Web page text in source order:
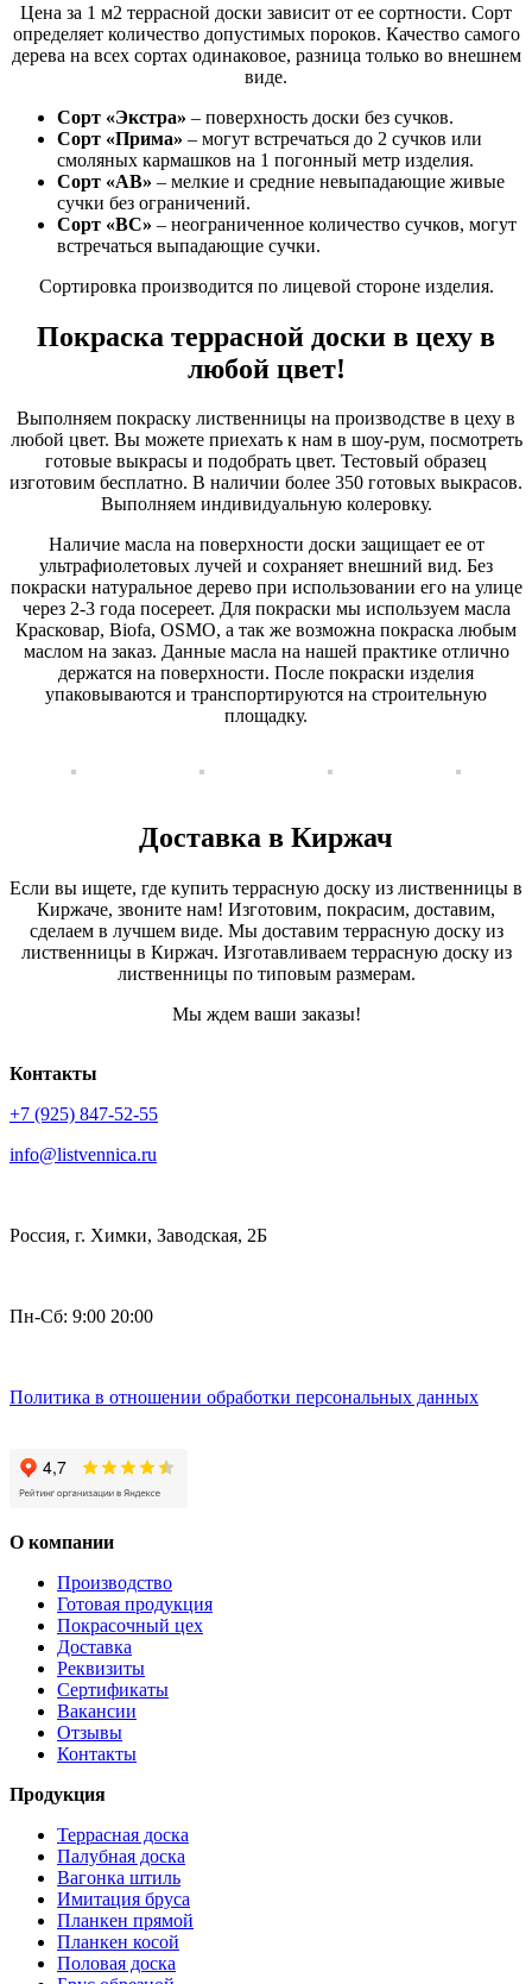
Цена за 1 м2 террасной доски зависит от ее сортности. Сорт
определяет количество допустимых пороков. Качество самого
дерева на всех сортах одинаковое, разница только во внешнем
виде.
Сорт «Экстра» – поверхность доски без сучков.
Сорт «Прима» – могут встречаться до 2 сучков или
смоляных кармашков на 1 погонный метр изделия.
Сорт «АВ» – мелкие и средние невыпадающие живые
сучки без ограничений.
Сорт «ВС» – неограниченное количество сучков, могут
встречаться выпадающие сучки.
Сортировка производится по лицевой стороне изделия.
Покраска террасной доски в цеху в
любой цвет!
Выполняем покраску лиственницы на производстве в цеху в
любой цвет. Вы можете приехать к нам в шоу-рум, посмотреть
готовые выкрасы и подобрать цвет. Тестовый образец
изготовим бесплатно. В наличии более 350 готовых выкрасов.
Выполняем индивидуальную колеровку.
Наличие масла на поверхности доски защищает ее от
ультрафиолетовых лучей и сохраняет внешний вид. Без
покраски натуральное дерево при использовании его на улице
через 2-3 года посереет. Для покраски мы используем масла
Красковар, Biofa, OSMO, а так же возможна покраска любым
маслом на заказ. Данные масла на нашей практике отлично
держатся на поверхности. После покраски изделия
упаковываются и транспортируются на строительную
площадку.
Доставка в Киржач
Если вы ищете, где купить террасную доску из лиственницы в
Киржаче, звоните нам! Изготовим, покрасим, доставим,
сделаем в лучшем виде. Мы доставим террасную доску из
лиственницы в Киржач. Изготавливаем террасную доску из
лиственницы по типовым размерам.
Мы ждем ваши заказы!
Контакты
+7 (925) 847-52-55
info@listvennica.ru
Россия, г. Химки, Заводская, 2Б
Пн-Сб: 9:00 20:00
Политика в отношении обработки персональных данных
О компании
Производство
Готовая продукция
Покрасочный цех
Доставка
Реквизиты
Сертификаты
Вакансии
Отзывы
Контакты
Продукция
Террасная доска
Палубная доска
Вагонка штиль
Имитация бруса
Планкен прямой
Планкен косой
Половая доска